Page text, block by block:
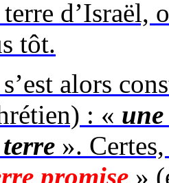
d’Israël,
tôt.
alors
: «
».
promise »